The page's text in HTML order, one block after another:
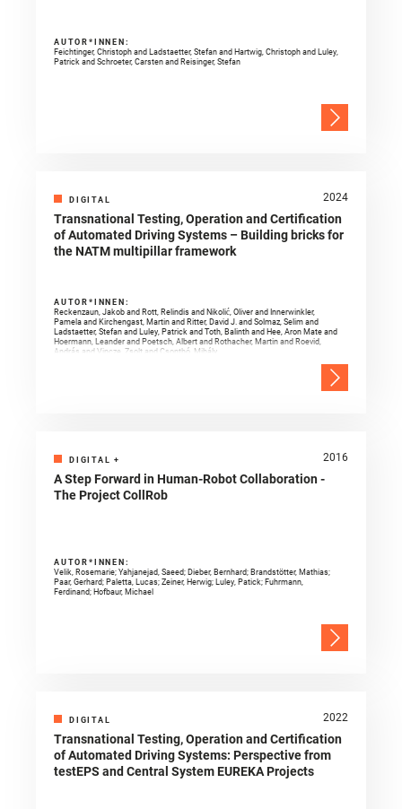
AUTOR*INNEN:
Feichtinger, Christoph and Ladstaetter, Stefan and Hartwig, Christoph and Luley,
Patrick and Schroeter, Carsten and Reisinger, Stefan
DIGITAL 2024
Transnational Testing, Operation and Certification
of Automated Driving Systems – Building bricks for
the NATM multipillar framework
AUTOR*INNEN:
Reckenzaun, Jakob and Rott, Relindis and Nikolić, Oliver and Innerwinkler,
Pamela and Kirchengast, Martin and Ritter, David J. and Solmaz, Selim and
Ladstaetter, Stefan and Luley, Patrick and Toth, Balinth and Hee, Aron Mate and
Hoermann, Leander and Poetsch, Albert and Rothacher, Martin and Roevid,
András and Vincze, Zsolt and Csonthó, Mihály
DIGITAL + 2016
A Step Forward in Human-Robot Collaboration -
The Project CollRob
AUTOR*INNEN:
Velik, Rosemarie; Yahjanejad, Saeed; Dieber, Bernhard; Brandstötter, Mathias;
Paar, Gerhard; Paletta, Lucas; Zeiner, Herwig; Luley, Patick; Fuhrmann,
Ferdinand; Hofbaur, Michael
DIGITAL 2022
Transnational Testing, Operation and Certification
of Automated Driving Systems: Perspective from
testEPS and Central System EUREKA Projects